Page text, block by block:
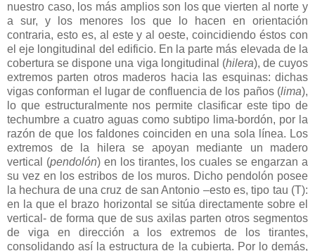
nuestro caso, los más amplios son los que vierten al norte y
a sur, y los menores los que lo hacen en orientación
contraria, esto es, al este y al oeste, coincidiendo éstos con
el eje longitudinal del edificio. En la parte más elevada de la
cobertura se dispone una viga longitudinal (hilera), de cuyos
extremos parten otros maderos hacia las esquinas: dichas
vigas conforman el lugar de confluencia de los paños (lima),
lo que estructuralmente nos permite clasificar este tipo de
techumbre a cuatro aguas como subtipo lima-bordón, por la
razón de que los faldones coinciden en una sola línea. Los
extremos de la hilera se apoyan mediante un madero
vertical (pendolón) en los tirantes, los cuales se engarzan a
su vez en los estribos de los muros. Dicho pendolón posee
la hechura de una cruz de san Antonio –esto es, tipo tau (T):
en la que el brazo horizontal se sitúa directamente sobre el
vertical- de forma que de sus axilas parten otros segmentos
de viga en dirección a los extremos de los tirantes,
consolidando así la estructura de la cubierta. Por lo demás,